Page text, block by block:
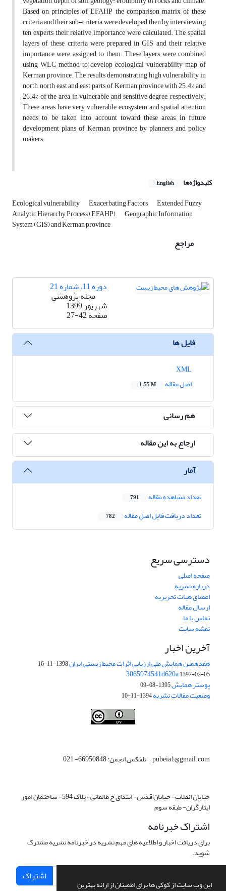
این وب سایت از کوکی ها برای اطمینان از ارائه بهترین
Based on principles of EFAHP the comparison matrix of these
criteria and their sub-criteria were developed, then by interviewing
ten experts their relative importance were calculated. The spatial
layers of these criteria were prepared in GIS and their relative
importance were assigned to them. These layers were combined
using WLC method to develop ecological vulnerability map of
Kerman province. The results demonstrating high vulnerability in
north, north east and east parts of Kerman province with 25.4% and
26.4% of the area in vulnerable and sensitive degree, respectively.
These areas have very vulnerable ecosystem and spatial attention
needs to be taken into account toward these areas in future
development plans of Kerman province by planners and policy
makers.
کلیدواژه‌ها English
Ecological vulnerability Exacerbating Factors Extended Fuzzy
Analytic Hierarchy Process (EFAHP) Geographic Information
System (GIS) and Kerman province
مراجع
دوره 11، شماره 21
مجله پژوهشی
شهریور 1399
صفحه27-42
فایل ها
اصل مقاله
1.55 M
هم رسانی
ارجاع به این مقاله
آمار
تعداد مشاهده مقاله 791
تعداد دریافت فایل اصل مقاله 782
دسترسی سریع
صفحه اصلی
درباره نشریه
اعضای هیات تحریریه
ارسال مقاله
تماس با ما
نقشه سایت
آخرین اخبار
هفدهمین همایش ملی ارزیابی اثرات محیط زیستی ایران1398-11-16
3065974541d620a1397-02-05
پوستر همایش1395-08-09
وضعیت مقالات نشریه1394-11-10
pubeia1@gmail.com تلفکس انجمن: 66950848- 021
خیابان انقلاب- خیابان قدس- ابتدای خ طالقانی- پلاک 594- ساختمان امور
ایثارگران- طبقه سوم
اشتراک خبرنامه
برای دریافت اخبار و اطلاعیه های مهم نشریه در خبرنامه نشریه مشترک
شوید.
اشتراک